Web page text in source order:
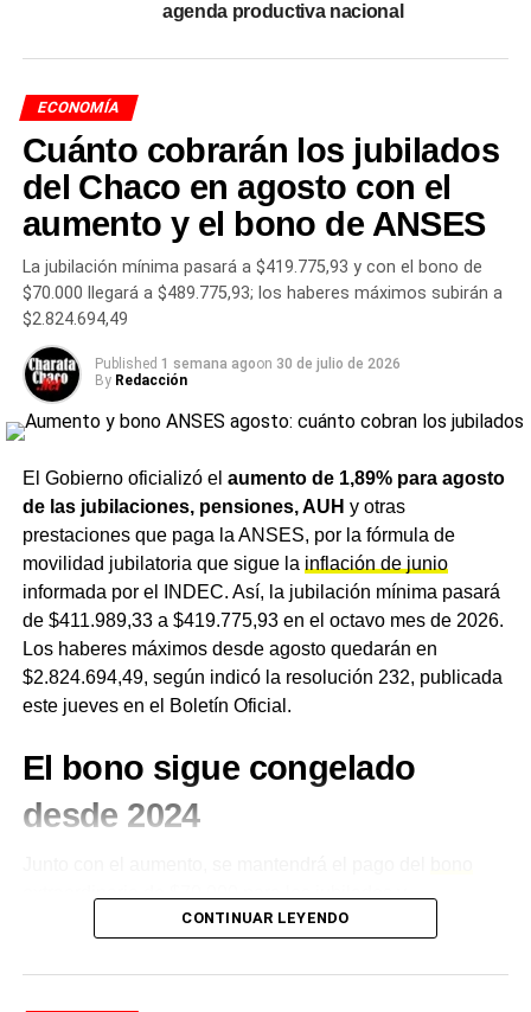
costos productivos continúan subiendo y el margen
argentino, el informe señala que los valores pagados al
productor permanecen prácticamente sin movimiento en
un contexto de costos crecientes.
La lechería suma otro elemento preocupante: el precio al
productor no registra cambios desde hace meses, con
una suba interanual muy por debajo de lainflación,
mientras que las importaciones del sector crecieron más
que lasexportaciones
precios internacionales estancados con proyecciones
negativas para la campaña 2025/26, que anticipan caídas
tanto en el área sembrada como en la producción total.
Los que están bien y los que
están en el medio
En el otro extremo,los sectores en verde fueron
bovinos, ovinos,granosy miel, todos con precios que
crecieron por encima de la inflación y con indicadores
productivos y de mercado que acompañaron. Son la
excepción dentro de un mapa predominantemente
adverso.
En zona amarilla quedaron el sector forestal, el tabaco,
los cítricos dulces, las peras y manzanas, las aves y los
porcinos. Según el propio informe de
dinámica y los costos continuaron elevados, una
combinación que dificulta recuperaciones sostenidas.
agenda productiva nacional
ECONOMÍA
Cuánto cobrarán los jubilados
del Chaco en agosto con el
aumento y el bono de ANSES
La jubilación mínima pasará a $419.775,93 y con el bono de
$70.000 llegará a $489.775,93; los haberes máximos subirán a
$2.824.694,49
Published 1 semana agoon 30 de julio de 2026
By Redacción
El Gobierno oficializó el aumento de 1,89% para agosto
de las jubilaciones, pensiones, AUH y otras
prestaciones que paga la ANSES, por la fórmula de
movilidad jubilatoria que sigue la inflación de junio
informada por el INDEC. Así, la jubilación mínima pasará
de $411.989,33 a $419.775,93 en el octavo mes de 2026.
Los haberes máximos desde agosto quedarán en
$2.824.694,49, según indicó la resolución 232, publicada
este jueves en el Boletín Oficial.
El bono sigue congelado
desde 2024
pensionados de menores ingresos, un refuerzo que no se
jubilación mínima recibirán el bono completo, con lo
que el haber total llegará a $489.775,93,
CONTINUAR LEYENDO